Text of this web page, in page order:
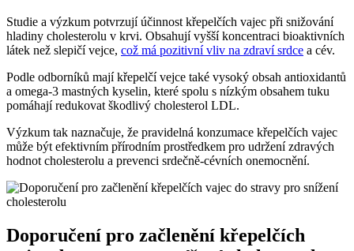
Studie a výzkum potvrzují účinnost křepelčích vajec při snižování
hladiny cholesterolu v krvi. Obsahují vyšší koncentraci bioaktivních
látek než slepičí vejce, což má pozitivní vliv na zdraví srdce a cév.
Podle odborníků mají křepelčí vejce také vysoký obsah antioxidantů
a omega-3 mastných kyselin, které spolu s nízkým obsahem tuku
pomáhají redukovat škodlivý cholesterol LDL.
Výzkum tak naznačuje, že pravidelná konzumace křepelčích vajec
může být efektivním přírodním prostředkem pro udržení zdravých
hodnot cholesterolu a prevenci srdečně-cévních onemocnění.
Doporučení pro začlenění křepelčích